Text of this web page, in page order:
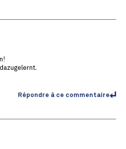
Répondre à ce commentaire